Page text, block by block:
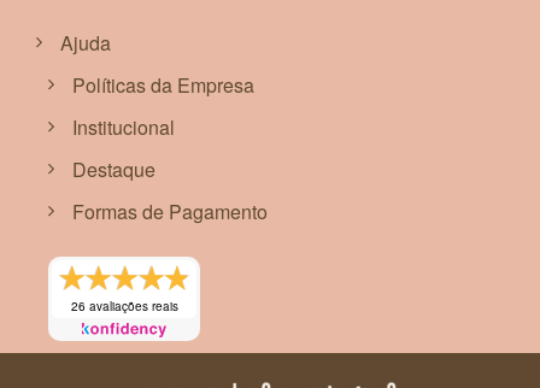
Ajuda
Políticas da Empresa
Institucional
Destaque
Formas de Pagamento
26 avaliações reais